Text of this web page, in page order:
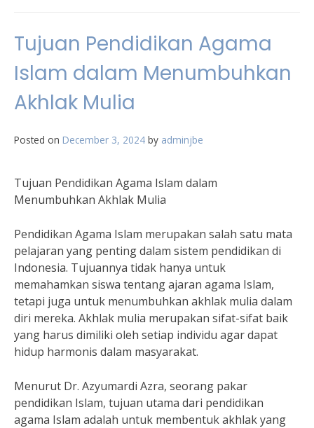
Tujuan Pendidikan Agama
Islam dalam Menumbuhkan
Akhlak Mulia
Posted on December 3, 2024 by adminjbe
Tujuan Pendidikan Agama Islam dalam
Menumbuhkan Akhlak Mulia
Pendidikan Agama Islam merupakan salah satu mata
pelajaran yang penting dalam sistem pendidikan di
Indonesia. Tujuannya tidak hanya untuk
memahamkan siswa tentang ajaran agama Islam,
tetapi juga untuk menumbuhkan akhlak mulia dalam
diri mereka. Akhlak mulia merupakan sifat-sifat baik
yang harus dimiliki oleh setiap individu agar dapat
hidup harmonis dalam masyarakat.
Menurut Dr. Azyumardi Azra, seorang pakar
pendidikan Islam, tujuan utama dari pendidikan
agama Islam adalah untuk membentuk akhlak yang